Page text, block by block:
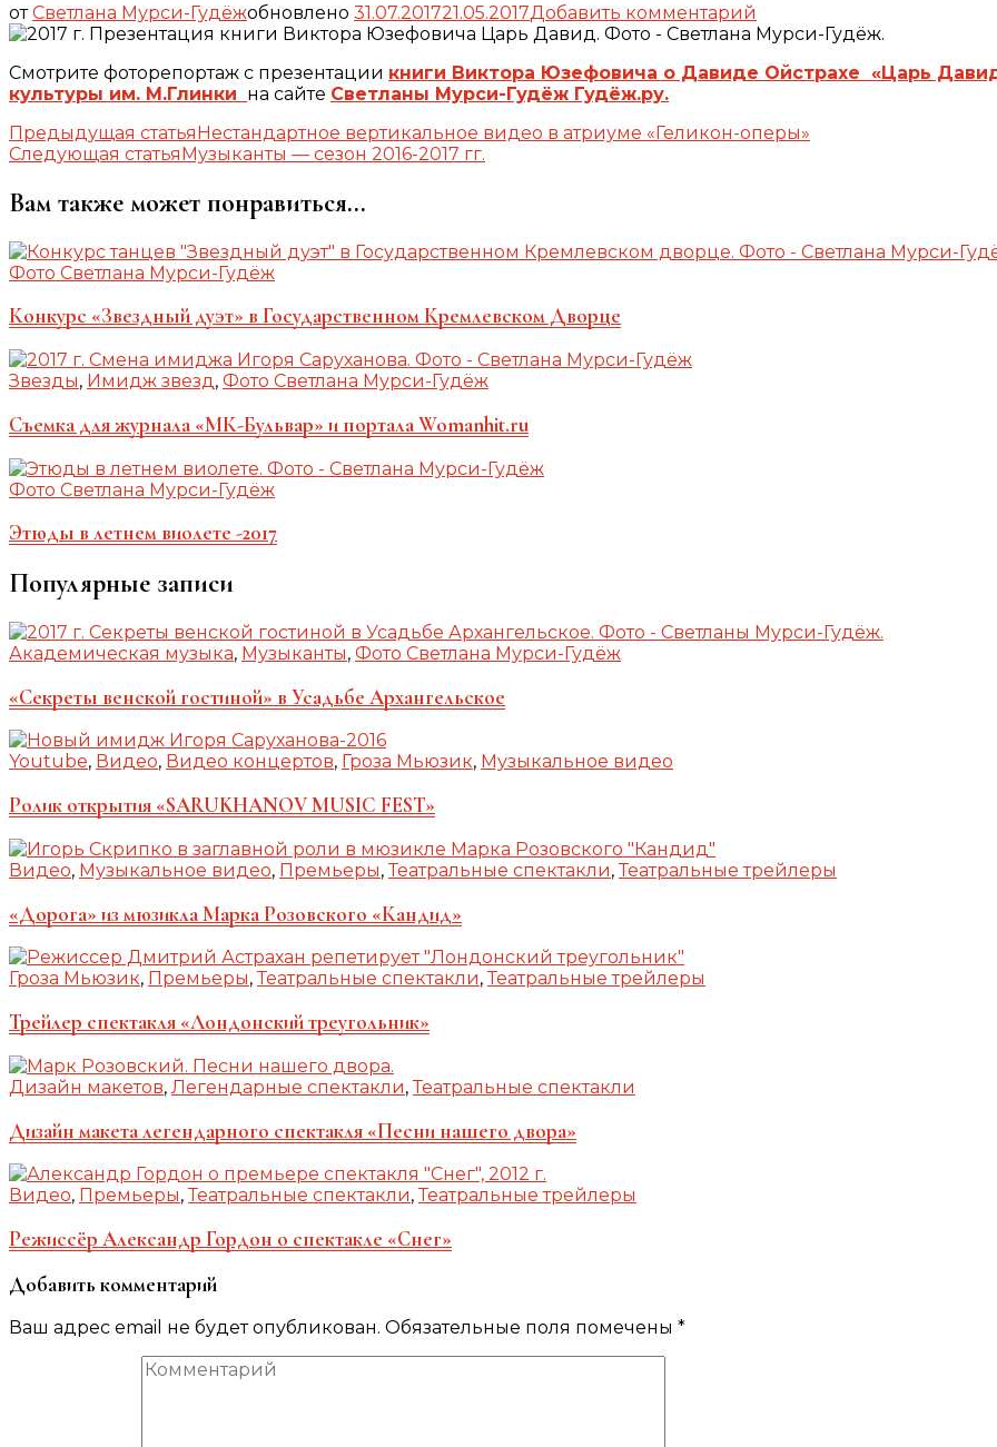
отСветлана Мурси-Гудёжобновлено 31.07.201721.05.2017Добавить комментарий
записи
книги
о
Смотрите фоторепортаж с презентации книги Виктора Юзефовича о Давиде Ойстрахе «Царь
культуры им. М.Глинки на сайте Светланы Мурси-Гудёж Гудёж.ру.
Навигация
по
записям
Предыдущая статьяНестандартное вертикальное видео в атриуме «Геликон-оперы»
Следующая статьяМузыканты — сезон 2016-2017 гг.
Вам также может понравиться...
Фото Светлана Мурси-Гудёж
Конкурс «Звездный дуэт» в Государственном Кремлевском Дворце
Звезды, Имидж звезд, Фото Светлана Мурси-Гудёж
Съемка для журнала «МК-Бульвар» и портала Womanhit.ru
Фото Светлана Мурси-Гудёж
Этюды в летнем виолете -2017
Популярные записи
Академическая музыка, Музыканты, Фото Светлана Мурси-Гудёж
«Секреты венской гостиной» в Усадьбе Архангельское
Youtube, Видео, Видео концертов, Гроза Мьюзик, Музыкальное видео
Ролик открытия «SARUKHANOV MUSIC FEST»
Видео, Музыкальное видео, Премьеры,Театральные спектакли,Театральные трейлеры
«Дорога» из мюзикла Марка Розовского «Кандид»
Гроза Мьюзик, Премьеры,Театральные спектакли,Театральные трейлеры
Трейлер спектакля «Лондонский треугольник»
Дизайн макетов, Легендарные спектакли,Театральные спектакли
Дизайн макета легендарного спектакля «Песни нашего двора»
Видео, Премьеры,Театральные спектакли,Театральные трейлеры
Режиссёр Александр Гордон о спектакле «Снег»
Добавить комментарий
Ваш адрес email не будет опубликован. Обязательные поля помечены *